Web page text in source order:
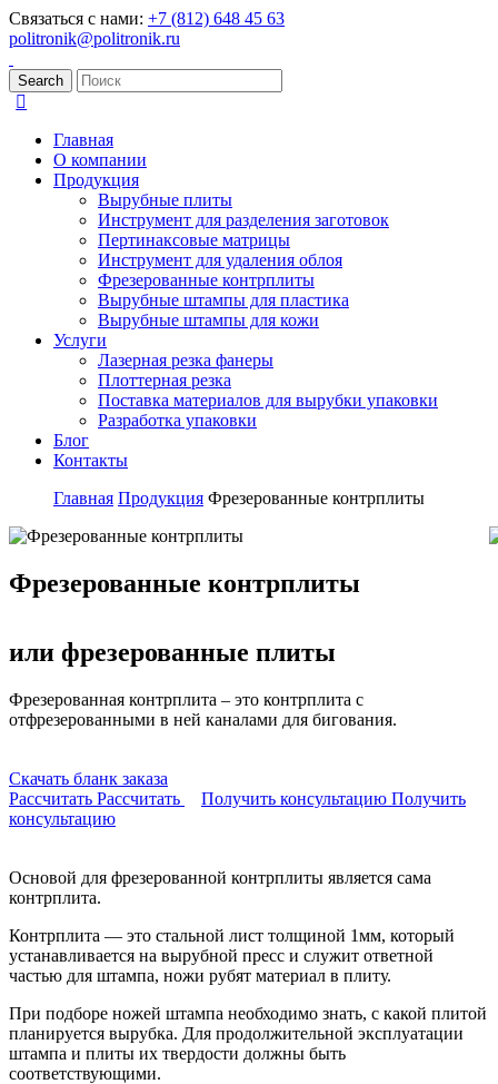
Связаться с нами: +7 (812) 648 45 63
politronik@politronik.ru
Search
Главная
О компании
Продукция
Вырубные плиты
Инструмент для разделения заготовок
Пертинаксовые матрицы
Инструмент для удаления облоя
Фрезерованные контрплиты
Вырубные штампы для пластика
Вырубные штампы для кожи
Услуги
Лазерная резка фанеры
Плоттерная резка
Поставка материалов для вырубки упаковки
Разработка упаковки
Блог
Контакты
Главная Продукция Фрезерованные контрплиты
Фрезерованные контрплиты
или фрезерованные плиты
Фрезерованная контрплита – это контрплита с
отфрезерованными в ней каналами для бигования.
Скачать бланк заказа
Рассчитать Рассчитать Получить консультацию Получить
консультацию
Основой для фрезерованной контрплиты является сама
контрплита.
Контрплита — это стальной лист толщиной 1мм, который
устанавливается на вырубной пресс и служит ответной
частью для штампа, ножи рубят материал в плиту.
При подборе ножей штампа необходимо знать, с какой плитой
планируется вырубка. Для продолжительной эксплуатации
штампа и плиты их твердости должны быть
соответствующими.